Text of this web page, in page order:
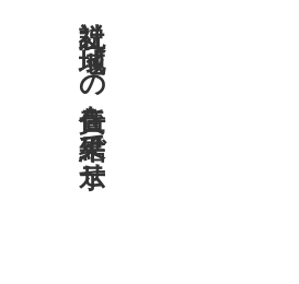
社説 地域への責任を結果で示せ